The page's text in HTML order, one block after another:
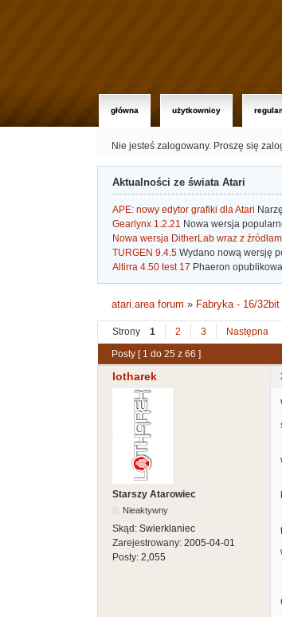
główna użytkownicy
Nie jesteś zalogowany. Proszę się
Aktualności ze świata Atari
APE: nowy edytor grafiki dla Atari
Gearlynx 1.2.21 Nowa wersja
Nowa wersja DitherLab wraz z
TURGEN 9.4.5 Wydano nową wersję
Altirra 4.50 test 17 Phaeron
atari.area forum » Fabryka - 16/32bit
Strony 1 2 3
Następna
Posty [ 1 do 25 z 66 ]
lotharek
Starszy Atarowiec
Nieaktywny
Skąd: Swierklaniec
Zarejestrowany: 2005-04-01
Posty: 2,055